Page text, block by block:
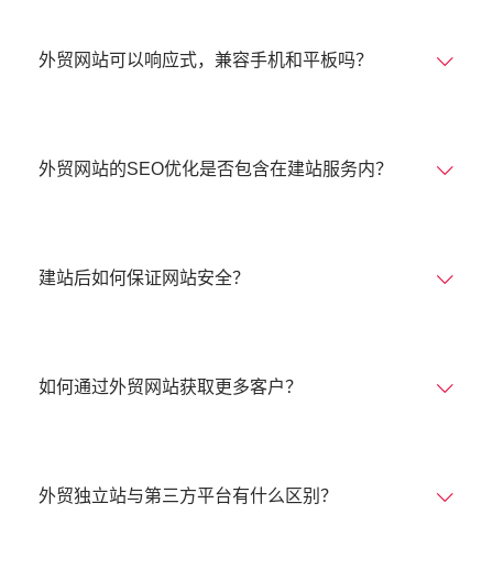
外贸网站可以响应式，兼容手机和平板吗？
外贸网站的SEO优化是否包含在建站服务内？
建站后如何保证网站安全？
如何通过外贸网站获取更多客户？
外贸独立站与第三方平台有什么区别？